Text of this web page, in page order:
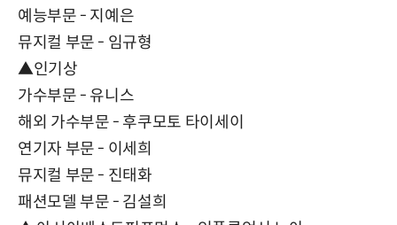
예능부문 - 지예은
뮤지컬 부문 - 임규형
▲인기상
가수부문 - 유니스
해외 가수부문 - 후쿠모토 타이세이
연기자 부문 - 이세희
뮤지컬 부문 - 진태화
패션모델 부문 - 김설희